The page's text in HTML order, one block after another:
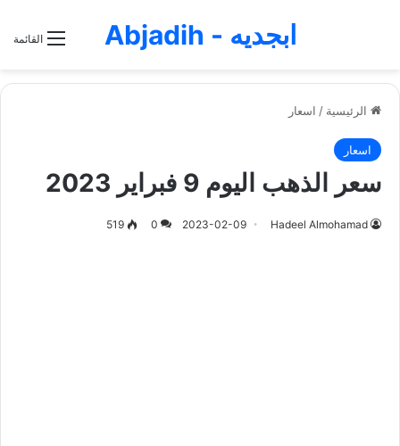
القائمة ابجديه - Abjadih
الرئيسية / اسعار
اسعار
سعر الذهب اليوم 9 فبراير 2023
Hadeel Almohamad
2023-02-09
0
519